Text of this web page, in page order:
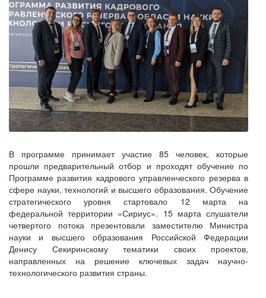
В программе принимает участие 85 человек, которые
прошли предварительный отбор и проходят обучение по
Программе развития кадрового управленческого резерва в
сфере науки, технологий и высшего образования. Обучение
стратегического уровня стартовало 12 марта на
федеральной территории «Сириус». 15 марта слушатели
четвертого потока презентовали заместителю Министра
науки и высшего образования Российской Федерации
Денису Секиринскому тематики своих проектов,
направленных на решение ключевых задач научно-
технологического развития страны.